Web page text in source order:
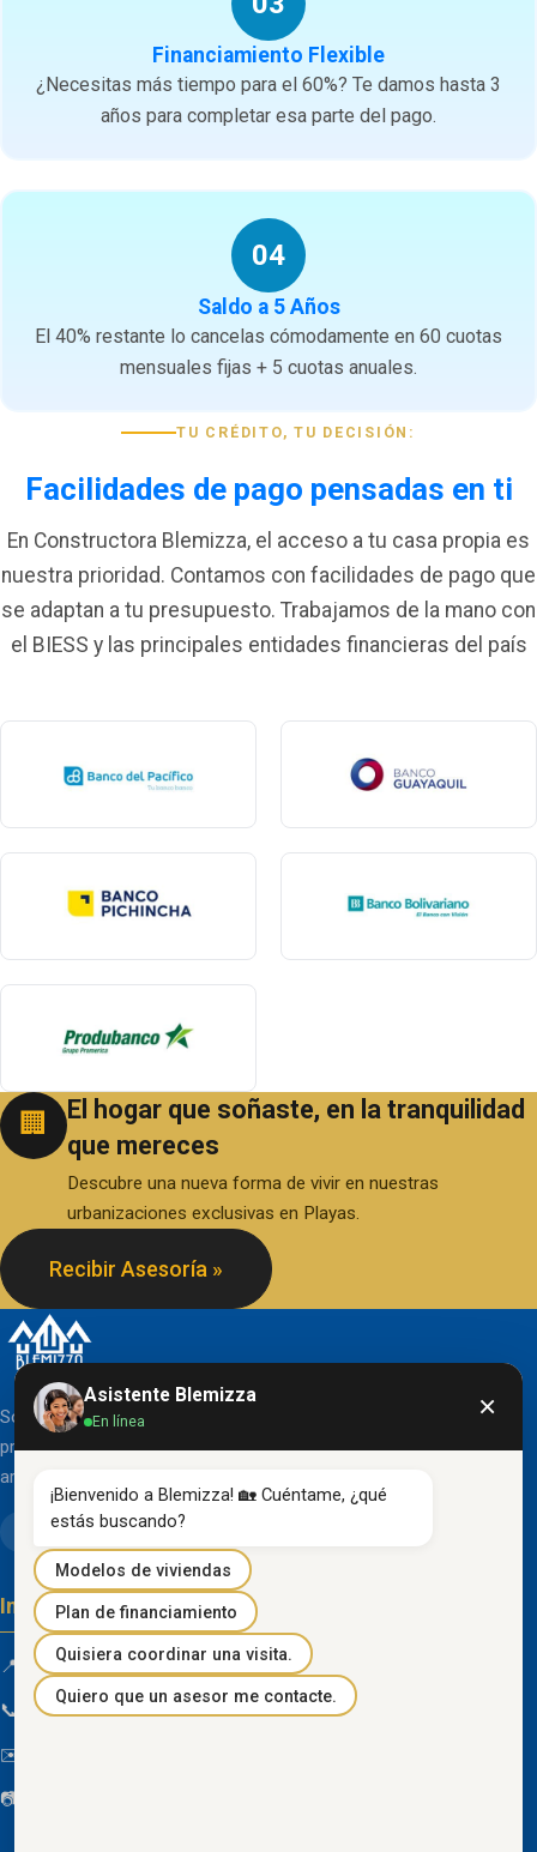
Financiamiento Flexible
¿Necesitas más tiempo para el 60%? Te damos hasta 3
años para completar esa parte del pago.
04
Saldo a 5 Años
El 40% restante lo cancelas cómodamente en 60 cuotas
mensuales fijas + 5 cuotas anuales.
TU CRÉDITO, TU DECISIÓN:
Facilidades de pago pensadas en ti
En Constructora Blemizza, el acceso a tu casa propia es
nuestra prioridad. Contamos con facilidades de pago que
se adaptan a tu presupuesto. Trabajamos de la mano con
el BIESS y las principales entidades financieras del país
🏢
El hogar que soñaste, en la tranquilidad
que mereces
Descubre una nueva forma de vivir en nuestras
urbanizaciones exclusivas en Playas.
Recibir Asesoría »
Somos una organización líder en el desarrollo de
proyectos inmobiliarios que destacan por su diseño
arquitectónico clásico y acabados de primera línea.
Información de contacto
📍 Km 85 Vía Progreso, Playas, Guayas, Ecuador
📞 096 934 4318
✉️
📷
Asistente Blemizza
En línea ×
¡Bienvenido a Blemizza! 🏡 Cuéntame, ¿qué
estás buscando?
Modelos de viviendas
Plan de financiamiento
Quisiera coordinar una visita.
Quiero que un asesor me contacte.